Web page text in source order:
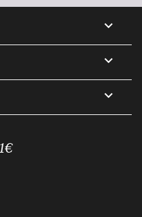


